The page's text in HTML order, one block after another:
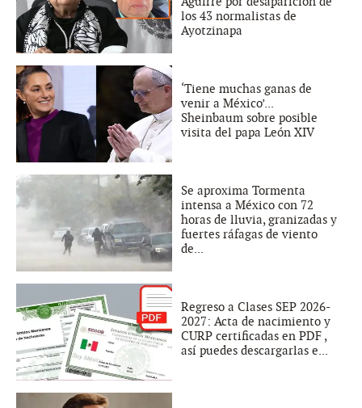
los 43 normalistas de
Ayotzinapa
‘Tiene muchas ganas de
venir a México’...
Sheinbaum sobre posible
visita del papa León XIV
Se aproxima Tormenta
intensa a México con 72
horas de lluvia, granizadas y
fuertes ráfagas de viento
de...
Regreso a Clases SEP 2026-
2027: Acta de nacimiento y
CURP certificadas en PDF ,
así puedes descargarlas e...